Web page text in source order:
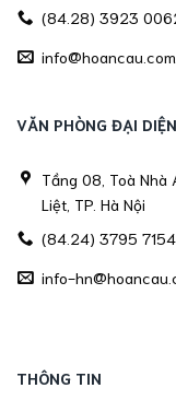
(84.28) 3923
info@hoancau.com
VĂN PHÒNG ĐẠI
Tầng 08, Toà Nhà
Liệt, TP. Hà Nội
(84.24) 3795 7154
info-
THÔNG TIN